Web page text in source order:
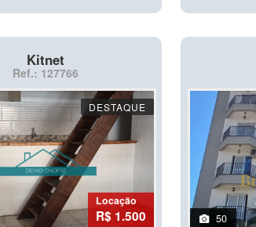
Kitnet
Ref.: 127766
DESTAQUE
Locação
R$ 1.500 50